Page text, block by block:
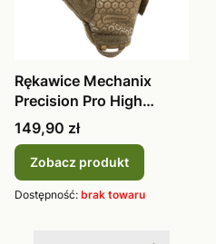
Rękawice Mechanix
Precision Pro High
Dexterity Coy
Cena
149,90 zł
Zobacz produkt
Dostępność: brak towaru